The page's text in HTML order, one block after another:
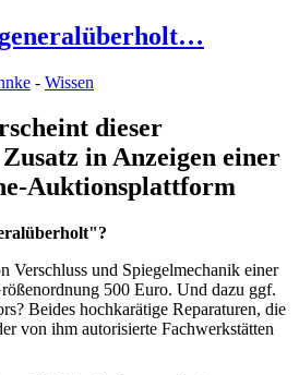
- Wissen
dieser
in Anzeigen einer
Auktionsplattform
Verschluss und Spiegelmechanik einer
500 Euro. Und dazu ggf.
Beides hochkarätige Reparaturen, die
von ihm autorisierte Fachwerkstätten